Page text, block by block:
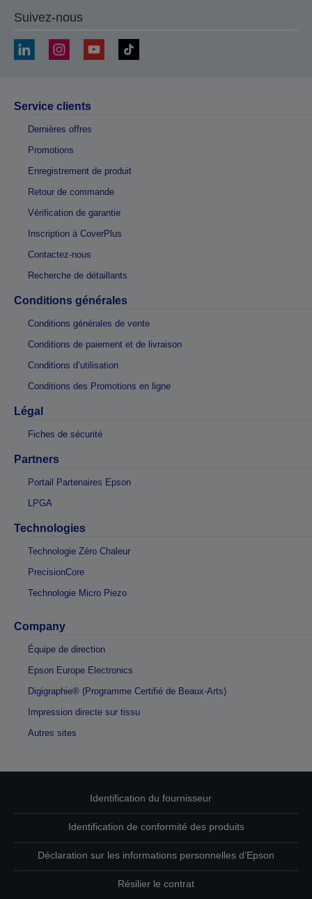
Suivez-nous
Service clients
Dernières offres
Promotions
Enregistrement de produit
Retour de commande
Vérification de garantie
Inscription à CoverPlus
Contactez-nous
Recherche de détaillants
Conditions générales
Conditions générales de vente
Conditions de paiement et de livraison
Conditions d’utilisation
Conditions des Promotions en ligne
Légal
Fiches de sécurité
Partners
Portail Partenaires Epson
LPGA
Technologies
Technologie Zéro Chaleur
PrecisionCore
Technologie Micro Piezo
Company
Équipe de direction
Epson Europe Electronics
Digigraphie® (Programme Certifié de Beaux-Arts)
Impression directe sur tissu
Autres sites
Identification du fournisseur
Identification de conformité des produits
Déclaration sur les informations personnelles d’Epson
Résilier le contrat